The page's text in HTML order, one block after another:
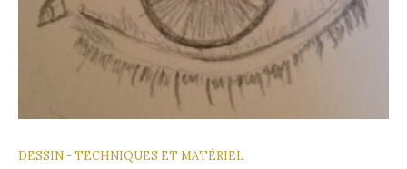
DESSIN - TECHNIQUES ET MATÉRIEL